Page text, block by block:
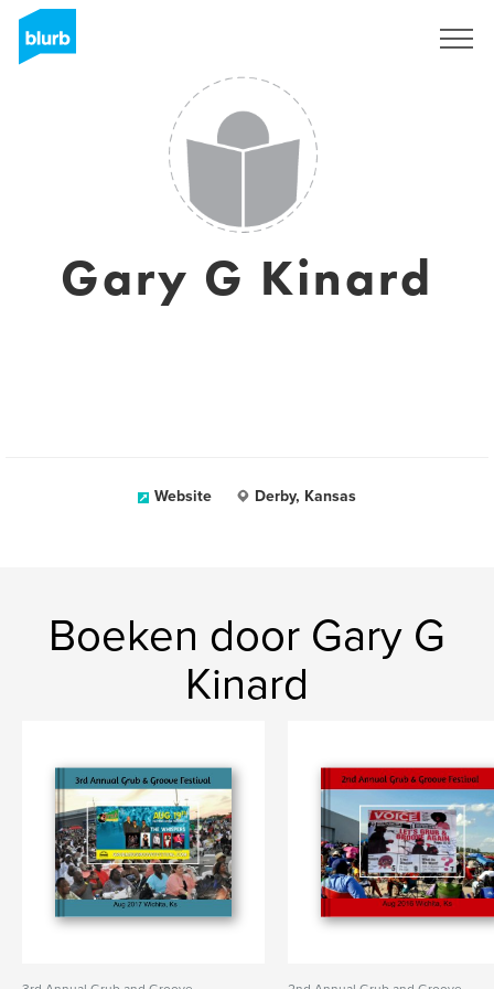
Gary G Kinard
Website Derby, Kansas
Boeken door Gary G
Kinard